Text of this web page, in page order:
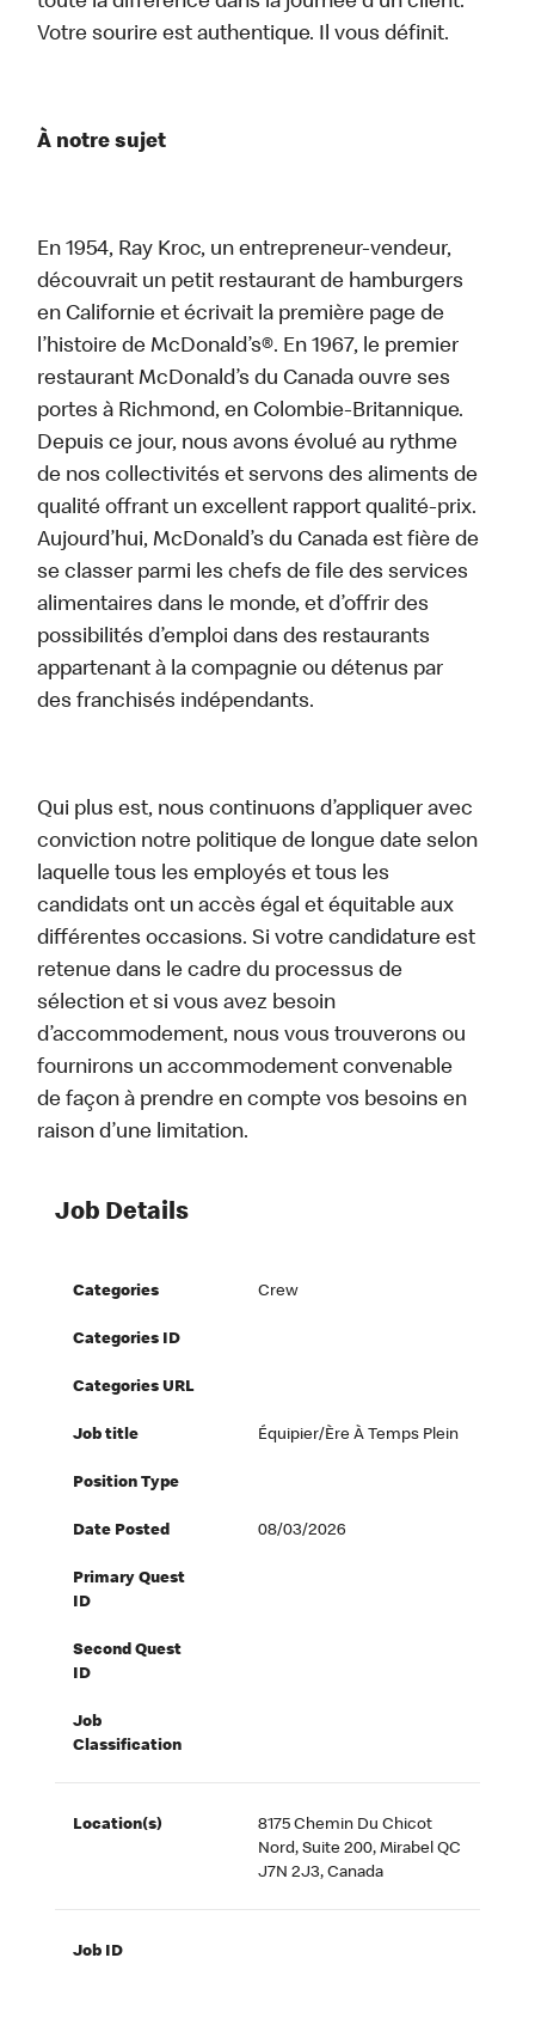
Votre sourire est authentique. Il vous définit.
À notre sujet
En 1954, Ray Kroc, un entrepreneur-vendeur,
découvrait un petit restaurant de hamburgers
en Californie et écrivait la première page de
l’histoire de McDonald’s®. En 1967, le premier
restaurant McDonald’s du Canada ouvre ses
portes à Richmond, en Colombie-Britannique.
Depuis ce jour, nous avons évolué au rythme
de nos collectivités et servons des aliments de
qualité offrant un excellent rapport qualité-prix.
Aujourd’hui, McDonald’s du Canada est fière de
se classer parmi les chefs de file des services
alimentaires dans le monde, et d’offrir des
possibilités d’emploi dans des restaurants
appartenant à la compagnie ou détenus par
des franchisés indépendants.
Qui plus est, nous continuons d’appliquer avec
conviction notre politique de longue date selon
laquelle tous les employés et tous les
candidats ont un accès égal et équitable aux
différentes occasions. Si votre candidature est
retenue dans le cadre du processus de
sélection et si vous avez besoin
d’accommodement, nous vous trouverons ou
fournirons un accommodement convenable
de façon à prendre en compte vos besoins en
raison d’une limitation.
Job Details
Categories Crew
Categories ID
Categories URL
Job title Équipier/ère À Temps Plein
Position Type
Date Posted 08/03/2026
Primary Quest
ID
Second Quest
ID
Job
Classification
Location(s)
8175 Chemin Du Chicot
Nord, Suite 200, Mirabel QC
J7N 2J3, Canada
Job ID